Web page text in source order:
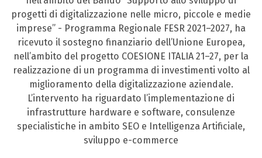
progetti di digitalizzazione nelle micro, piccole e medie
imprese” - Programma Regionale FESR 2021–2027, ha
ricevuto il sostegno finanziario dell’Unione Europea,
nell’ambito del progetto COESIONE ITALIA 21–27, per la
realizzazione di un programma di investimenti volto al
miglioramento della digitalizzazione aziendale.
L’intervento ha riguardato l’implementazione di
infrastrutture hardware e software, consulenze
specialistiche in ambito SEO e Intelligenza Artificiale,
sviluppo e-commerce